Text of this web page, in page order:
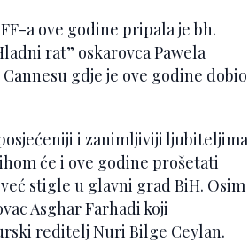
a ove godine pripala je bh.
rat” oskarovca Pawela
gdje je ove godine dobio
i zanimljiviji ljubiteljima
će i ove godine prošetati
stigle u glavni grad BiH. Osim
Asghar Farhadi koji
reditelj Nuri Bilge Ceylan.